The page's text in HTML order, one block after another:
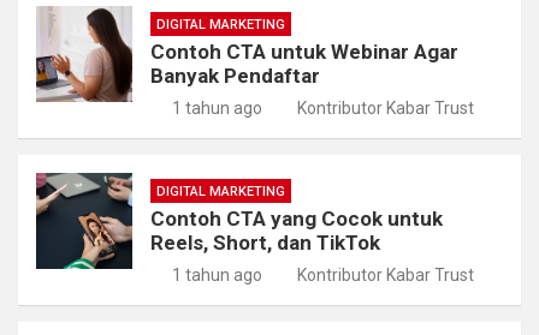
DIGITAL MARKETING
Contoh CTA untuk Webinar Agar
Banyak Pendaftar
1 tahun ago Kontributor Kabar Trust
DIGITAL MARKETING
Contoh CTA yang Cocok untuk
Reels, Short, dan TikTok
1 tahun ago Kontributor Kabar Trust